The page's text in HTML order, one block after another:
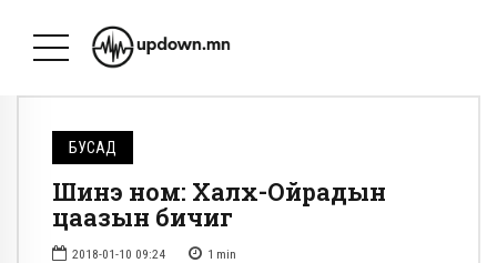
БУСАД
Шинэ ном: Халх-Ойрадын
цаазын бичиг
2018-01-10 09:24 1 min